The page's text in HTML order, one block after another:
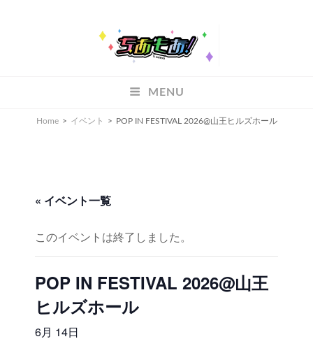
MENU
Home > イベント > POP IN FESTIVAL 2026@山王ヒルズホール
« イベント一覧
このイベントは終了しました。
POP IN FESTIVAL 2026@山王
ヒルズホール
6月 14日